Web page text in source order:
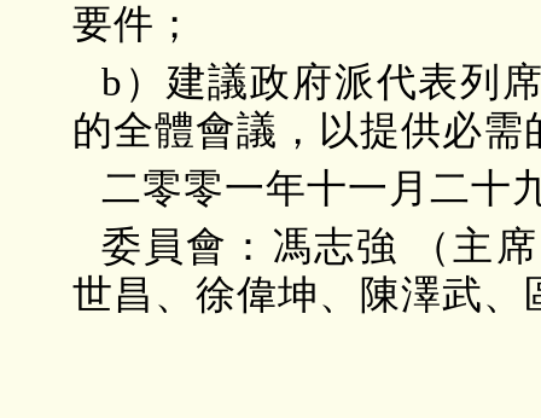
要件；
b）建議政府派代表列
的全體會議，以提供必需
二零零一年十一月二十
委員會：馮志強 （主
世昌、徐偉坤、陳澤武